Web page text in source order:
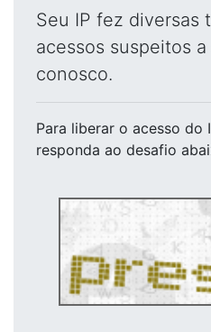
Seu IP fez diversas
acessos suspeitos
conosco.
Para liberar o acesso do
responda ao desafio